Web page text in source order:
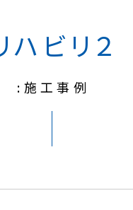
ハビリ２
:施工事例